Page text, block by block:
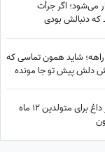
آشکار می‌شود؛ اگر جرأت
که دنبالش بودی
شاید همون تماسی که
دلش پیش تو جا مونده
گردونه شانس امروز 8 مرداد 1405 ؛ 💥 خبر داغ برای متولدین 12 ماه